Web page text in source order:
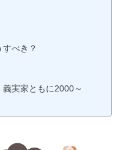
べき？
実家ともに2000～